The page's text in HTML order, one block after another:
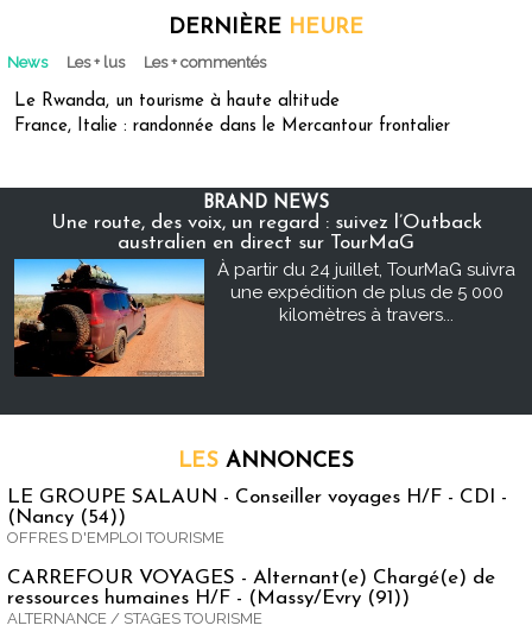
DERNIÈRE HEURE
News Les + lus Les + commentés
Le Rwanda, un tourisme à haute altitude
France, Italie : randonnée dans le Mercantour frontalier
BRAND NEWS
Une route, des voix, un regard : suivez l’Outback
australien en direct sur TourMaG
À partir du 24 juillet, TourMaG suivra
une expédition de plus de 5 000
kilomètres à travers...
LES ANNONCES
LE GROUPE SALAUN - Conseiller voyages H/F - CDI -
(Nancy (54))
OFFRES D'EMPLOI TOURISME
CARREFOUR VOYAGES - Alternant(e) Chargé(e) de
ressources humaines H/F - (Massy/Evry (91))
ALTERNANCE / STAGES TOURISME